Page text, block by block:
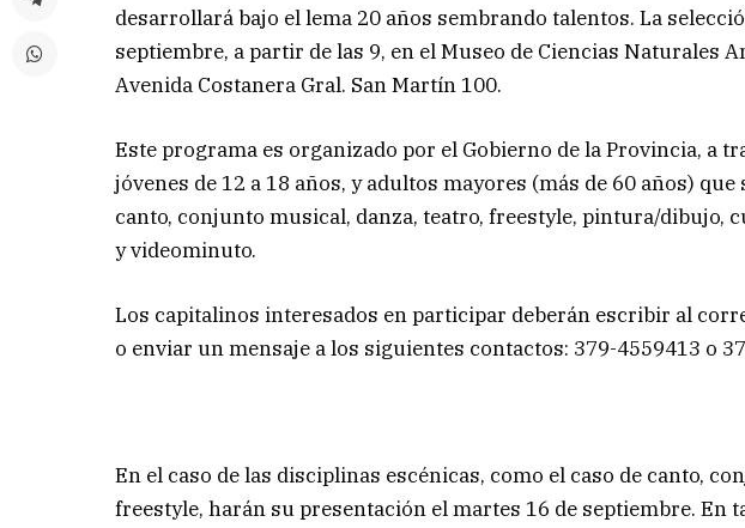
desarrollará bajo el lema 20 años sembrando talentos. La
septiembre, a partir de las 9, en el Museo de Ciencias Naturales
Avenida Costanera Gral. San Martín 100.
Este programa es organizado por el Gobierno de la Provincia, a
jóvenes de 12 a 18 años, y adultos mayores (más de 60 años)
canto, conjunto musical, danza, teatro, freestyle, pintura/dibujo,
y videominuto.
Los capitalinos interesados en participar deberán escribir al
o enviar un mensaje a los siguientes contactos: 379-4559413 o
En el caso de las disciplinas escénicas, como el caso de canto,
freestyle, harán su presentación el martes 16 de septiembre. En